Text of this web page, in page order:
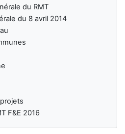
du RMT
du 8 avril 2014
F&E 2016